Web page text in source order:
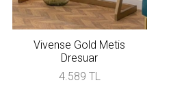
Vivense Gold Metis
Dresuar
4.589 TL